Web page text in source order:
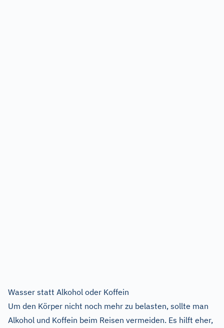
Wasser statt Alkohol oder Koffein
Um den Körper nicht noch mehr zu belasten, sollte man
Alkohol und Koffein beim Reisen vermeiden. Es hilft eher,